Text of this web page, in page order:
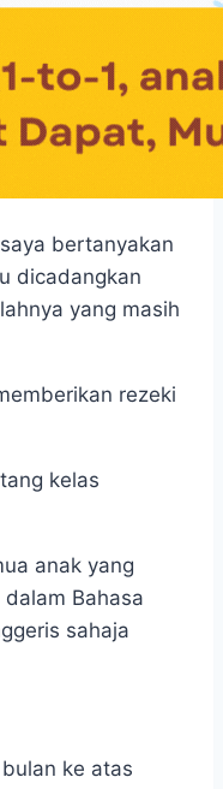
bertanyakan
dicadangkan
yang masih
rezeki
kelas
anak yang
Bahasa
sahaja
ke atas